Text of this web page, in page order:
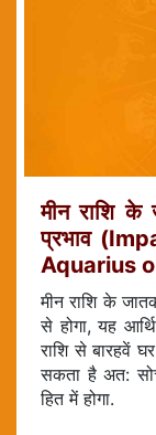
मीन राशि
प्रभाव
Aquarius
मीन राशि के
से होगा, यह
राशि से बारहवें
सकता है अत:
हित में होगा.